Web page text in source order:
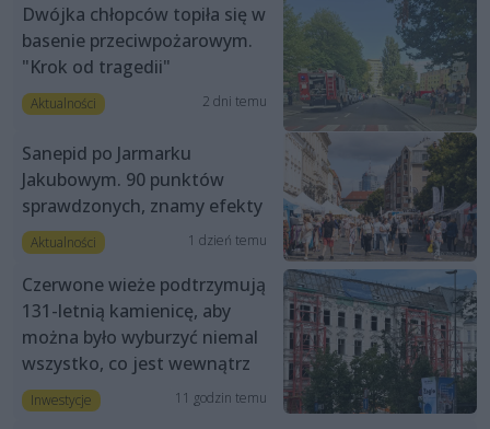
Dwójka chłopców topiła się w
basenie przeciwpożarowym.
"Krok od tragedii"
Aktualności 2 dni temu
Sanepid po Jarmarku
Jakubowym. 90 punktów
sprawdzonych, znamy efekty
Aktualności 1 dzień temu
Czerwone wieże podtrzymują
131-letnią kamienicę, aby
można było wyburzyć niemal
wszystko, co jest wewnątrz
Inwestycje 11 godzin temu